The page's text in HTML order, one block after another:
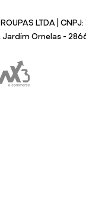
LTDA |
Jardim Ornelas -